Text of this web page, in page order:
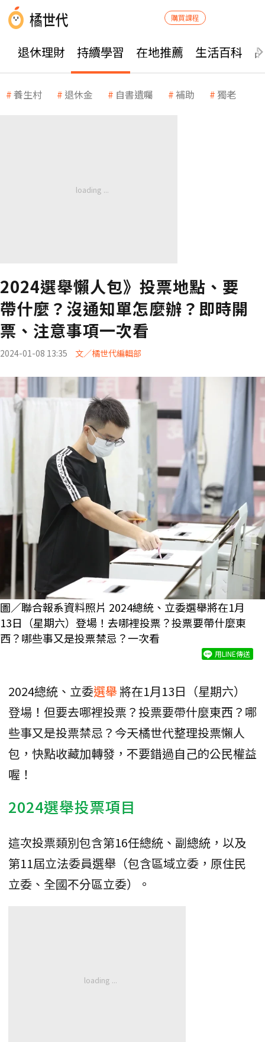
購買課程
退休理財 持續學習 在地推薦 生活百科
養生村 退休金 自書遺囑 補助 獨老
2024選舉懶人包》投票地點、要
帶什麼？沒通知單怎麼辦？即時開
票、注意事項一次看
2024-01-08 13:35 文／橘世代編輯部
圖／聯合報系資料照片 2024總統、立委選舉將在1月
13日（星期六）登場！去哪裡投票？投票要帶什麼東
西？哪些事又是投票禁忌？一次看
用LINE傳送
2024總統、立委選舉 將在1月13日（星期六）
登場！但要去哪裡投票？投票要帶什麼東西？哪
些事又是投票禁忌？今天橘世代整理投票懶人
包，快點收藏加轉發，不要錯過自己的公民權益
喔！
2024選舉投票項目
這次投票類別包含第16任總統、副總統，以及
第11屆立法委員選舉（包含區域立委，原住民
立委、全國不分區立委）。